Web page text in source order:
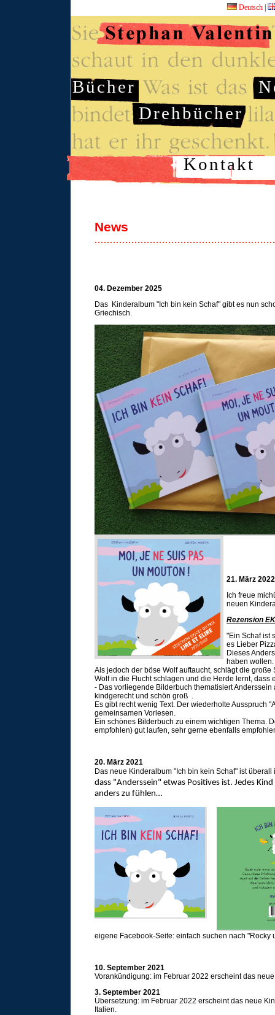
Deutsch
Bücher
Drehbücher
Kontakt
News
04. Dezember 2025
Das Kinderalbum "Ich bin kein Schaf" gibt es nun
Griechisch.
21. März 2022
Ich freue
neuen
Rezension
"Ein Schaf ist
es Lieber
Dieses
haben
Als jedoch der böse Wolf auftaucht, schlägt die
Wolf in die Flucht schlagen und die Herde lernt, dass
- Das vorliegende Bilderbuch thematisiert
kindgerecht und schön groß .
Es gibt recht wenig Text. Der wiederholte Ausspruch
gemeinsamen Vorlesen.
Ein schönes Bilderbuch zu einem wichtigen Thema.
empfohlen) gut laufen, sehr gerne ebenfalls
20. März 2021
Das neue Kinderalbum "Ich bin kein Schaf" ist
dass "Anderssein" etwas Positives ist. Jedes
anders zu fühlen…
eigene Facebook-Seite: einfach suchen nach "Rocky
10. September 2021
Vorankündigung: im Februar 2022 erscheint das
3. September 2021
Übersetzung: im Februar 2022 erscheint das neue
Italien.